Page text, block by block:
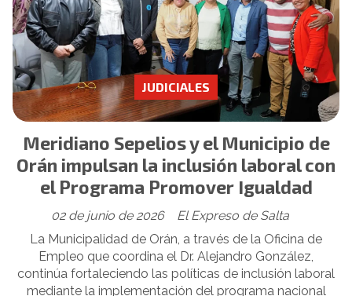
Meridiano Sepelios y el Municipio de
Orán impulsan la inclusión laboral con
el Programa Promover Igualdad
El Expreso de Salta
JUDICIALES
02 de junio de 2026
La Municipalidad de Orán, a través de la Oficina de
Empleo que coordina el Dr. Alejandro González,
continúa fortaleciendo las políticas de inclusión laboral
mediante la implementación del programa nacional